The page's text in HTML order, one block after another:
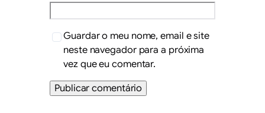
Guardar o meu nome, email e site
neste navegador para a próxima
vez que eu comentar.